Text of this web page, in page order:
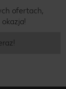
ofertach,